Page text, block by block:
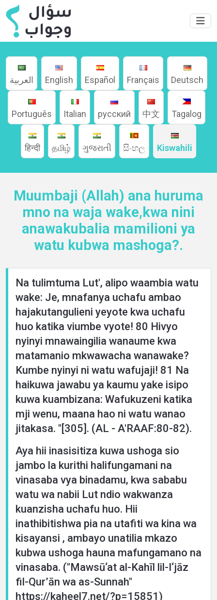
Home
About
Languages
العربية English Español Français Deutsch
Português Italian русский 中文 Tagalog
हिन्दी தமிழ் ગુજરાતી සිංහල Kiswahili
Muumbaji (Allah) ana huruma
mno na waja wake,kwa nini
anawakubalia mamilioni ya
watu kubwa mashoga?.
Na tulimtuma Lut', alipo waambia watu
wake: Je, mnafanya uchafu ambao
hajakutangulieni yeyote kwa uchafu
huo katika viumbe vyote! 80 Hivyo
nyinyi mnawaingilia wanaume kwa
matamanio mkwawacha wanawake?
Kumbe nyinyi ni watu wafujaji! 81 Na
haikuwa jawabu ya kaumu yake isipo
kuwa kuambizana: Wafukuzeni katika
mji wenu, maana hao ni watu wanao
jitakasa. "[305]. (AL - A'RAAF:80-82).
Aya hii inasisitiza kuwa ushoga sio
jambo la kurithi halifungamani na
vinasaba vya binadamu, kwa sababu
watu wa nabii Lut ndio wakwanza
kuanzisha uchafu huo. Hii
inathibitishwa pia na utafiti wa kina wa
kisayansi , ambayo unatilia mkazo
kubwa ushoga hauna mafungamano na
vinasaba. ("Mawsū‘at al-Kahīl lil-I‘jāz
fil-Qur’ān wa as-Sunnah"
https://kaheel7.net/?p=15851)